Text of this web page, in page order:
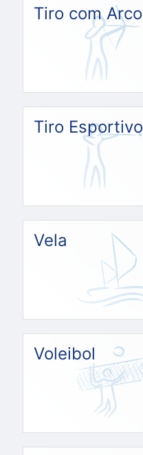
Tiro com Arco
Tiro Esportivo
Vela
Voleibol